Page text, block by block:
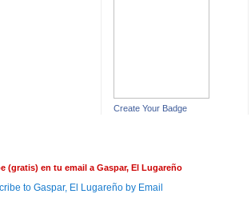
Create Your Badge
(gratis) en tu email a Gaspar, El Lugareño
to Gaspar, El Lugareño by Email